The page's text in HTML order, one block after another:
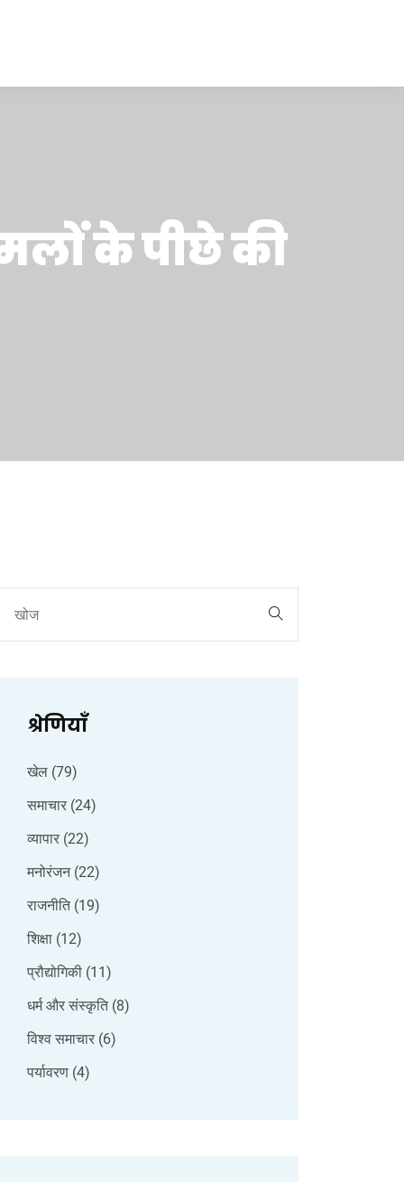
के पीछे की
श्रेणियाँ
खेल (79)
समाचार (24)
व्यापार (22)
मनोरंजन (22)
राजनीति (19)
शिक्षा (12)
प्रौद्योगिकी (11)
धर्म और संस्कृति (8)
विश्व समाचार (6)
पर्यावरण (4)